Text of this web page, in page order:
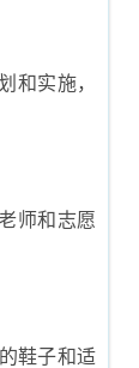
和实施，
师和志愿
鞋子和适